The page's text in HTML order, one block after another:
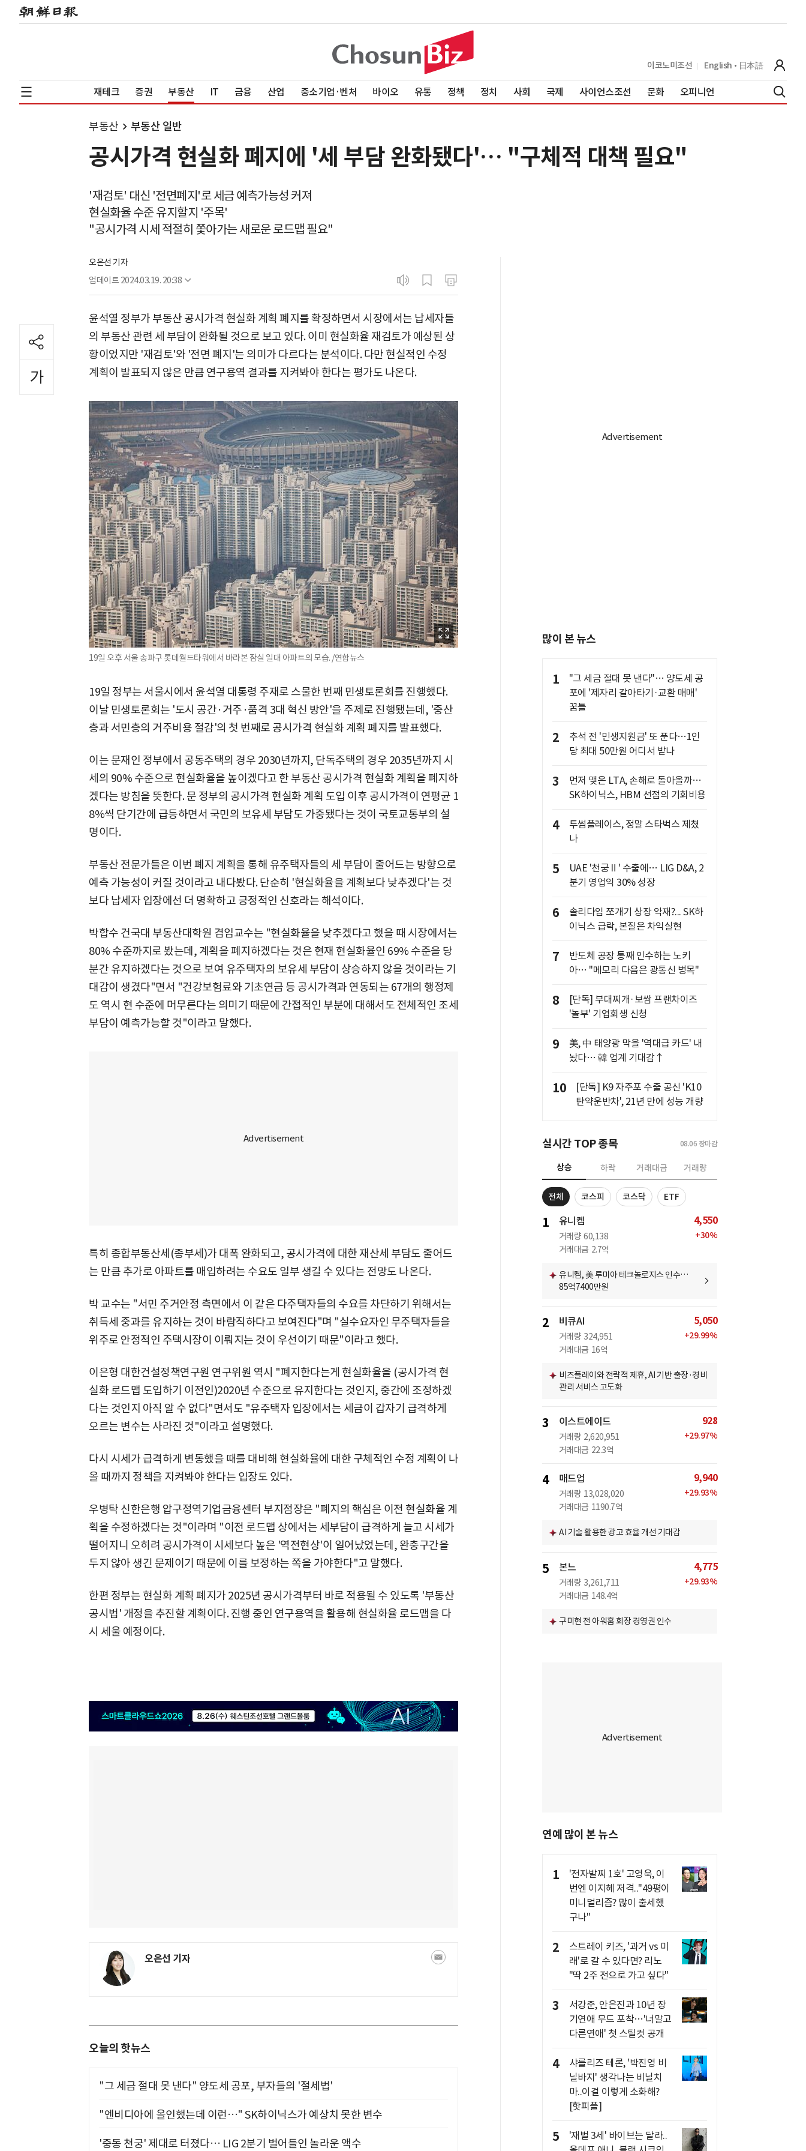
이코노미조선 English 日本語
재테크 증권 부동산 IT 금융 산업 중소기업·벤처 바이오 유통 정책 정치 사회 국제 사이언스조선 문화 오피니언
부동산 부동산 일반
공시가격 현실화 폐지에 '세 부담 완화됐다'… "구체적 대책 필요"
'재검토' 대신 '전면폐지'로 세금 예측가능성 커져
현실화율 수준 유지할지 '주목'
"공시가격 시세 적절히 쫓아가는 새로운 로드맵 필요"
오은선 기자
업데이트 2024.03.19. 20:38
윤석열 정부가 부동산 공시가격 현실화 계획 폐지를 확정하면서 시장에서는 납세자들
의 부동산 관련 세 부담이 완화될 것으로 보고 있다. 이미 현실화율 재검토가 예상된 상
황이었지만 '재검토'와 '전면 폐지'는 의미가 다르다는 분석이다. 다만 현실적인 수정
계획이 발표되지 않은 만큼 연구용역 결과를 지켜봐야 한다는 평가도 나온다.
19일 오후 서울 송파구 롯데월드타워에서 바라본 잠실 일대 아파트의 모습. /연합뉴스
19일 정부는 서울시에서 윤석열 대통령 주재로 스물한 번째 민생토론회를 진행했다.
이날 민생토론회는 '도시 공간·거주·품격 3대 혁신 방안'을 주제로 진행됐는데, '중산
층과 서민층의 거주비용 절감'의 첫 번째로 공시가격 현실화 계획 폐지를 발표했다.
이는 문재인 정부에서 공동주택의 경우 2030년까지, 단독주택의 경우 2035년까지 시
세의 90% 수준으로 현실화율을 높이겠다고 한 부동산 공시가격 현실화 계획을 폐지하
겠다는 방침을 뜻한다. 문 정부의 공시가격 현실화 계획 도입 이후 공시가격이 연평균 1
8%씩 단기간에 급등하면서 국민의 보유세 부담도 가중됐다는 것이 국토교통부의 설
명이다.
부동산 전문가들은 이번 폐지 계획을 통해 유주택자들의 세 부담이 줄어드는 방향으로
예측 가능성이 커질 것이라고 내다봤다. 단순히 '현실화율을 계획보다 낮추겠다'는 것
보다 납세자 입장에선 더 명확하고 긍정적인 신호라는 해석이다.
박합수 건국대 부동산대학원 겸임교수는 "현실화율을 낮추겠다고 했을 때 시장에서는
80% 수준까지로 봤는데, 계획을 폐지하겠다는 것은 현재 현실화율인 69% 수준을 당
분간 유지하겠다는 것으로 보여 유주택자의 보유세 부담이 상승하지 않을 것이라는 기
대감이 생겼다"면서 "건강보험료와 기초연금 등 공시가격과 연동되는 67개의 행정제
도 역시 현 수준에 머무른다는 의미기 때문에 간접적인 부분에 대해서도 전체적인 조세
부담이 예측가능할 것"이라고 말했다.
특히 종합부동산세(종부세)가 대폭 완화되고, 공시가격에 대한 재산세 부담도 줄어드
는 만큼 추가로 아파트를 매입하려는 수요도 일부 생길 수 있다는 전망도 나온다.
박 교수는 "서민 주거안정 측면에서 이 같은 다주택자들의 수요를 차단하기 위해서는
취득세 중과를 유지하는 것이 바람직하다고 보여진다"며 "실수요자인 무주택자들을
위주로 안정적인 주택시장이 이뤄지는 것이 우선이기 때문"이라고 했다.
이은형 대한건설정책연구원 연구위원 역시 "폐지한다는게 현실화율을 (공시가격 현
실화 로드맵 도입하기 이전인)2020년 수준으로 유지한다는 것인지, 중간에 조정하겠
다는 것인지 아직 알 수 없다"면서도 "유주택자 입장에서는 세금이 갑자기 급격하게
오르는 변수는 사라진 것"이라고 설명했다.
다시 시세가 급격하게 변동했을 때를 대비해 현실화율에 대한 구체적인 수정 계획이 나
올 때까지 정책을 지켜봐야 한다는 입장도 있다.
우병탁 신한은행 압구정역기업금융센터 부지점장은 "폐지의 핵심은 이전 현실화율 계
획을 수정하겠다는 것"이라며 "이전 로드맵 상에서는 세부담이 급격하게 늘고 시세가
떨어지니 오히려 공시가격이 시세보다 높은 '역전현상'이 일어났었는데, 완충구간을
두지 않아 생긴 문제이기 때문에 이를 보정하는 쪽을 가야한다"고 말했다.
한편 정부는 현실화 계획 폐지가 2025년 공시가격부터 바로 적용될 수 있도록 '부동산
공시법' 개정을 추진할 계획이다. 진행 중인 연구용역을 활용해 현실화율 로드맵을 다
시 세울 예정이다.
오은선 기자
오늘의 핫뉴스
"그 세금 절대 못 낸다" 양도세 공포, 부자들의 '절세법'
"엔비디아에 올인했는데 이런…" SK하이닉스가 예상치 못한 변수
'중동 천궁' 제대로 터졌다… LIG 2분기 벌어들인 놀라운 액수
많이 본 뉴스
1
"그 세금 절대 못 낸다"… 양도세 공
포에 '제자리 갈아타기·교환 매매'
꿈틀
2
추석 전 '민생지원금' 또 푼다…1인
당 최대 50만원 어디서 받나
3
먼저 맺은 LTA, 손해로 돌아올까…
SK하이닉스, HBM 선점의 기회비용
4
투썸플레이스, 정말 스타벅스 제쳤
나
5
UAE '천궁Ⅱ' 수출에… LIG D&A, 2
분기 영업익 30% 성장
6
솔리다임 쪼개기 상장 악재?... SK하
이닉스 급락, 본질은 차익실현
7
반도체 공장 통째 인수하는 노키
아… "메모리 다음은 광통신 병목"
8
[단독] 부대찌개·보쌈 프랜차이즈
'놀부' 기업회생 신청
9
美, 中 태양광 막을 '역대급 카드' 내
놨다… 韓 업계 기대감↑
10
[단독] K9 자주포 수출 공신 'K10
탄약운반차', 21년 만에 성능 개량
실시간 TOP 종목 08.06 장마감
상승 하락 거래대금 거래량
전체 코스피 코스닥 ETF
1 유니켐
거래량 60,138
거래대금 2.7억
4,550
+30%
유니켐, 美 루미아 테크놀로지스 인수…
85억7400만원
2 비큐AI
거래량 324,951
거래대금 16억
5,050
+29.99%
비즈플레이와 전략적 제휴, AI 기반 출장·경비
관리 서비스 고도화
3 이스트에이드
거래량 2,620,951
거래대금 22.3억
928
+29.97%
4 매드업
거래량 13,028,020
거래대금 1190.7억
9,940
+29.93%
AI 기술 활용한 광고 효율 개선 기대감
5 본느
거래량 3,261,711
거래대금 148.4억
4,775
+29.93%
구미현 전 아워홈 회장 경영권 인수
연예 많이 본 뉴스
1
'전자발찌 1호' 고영욱, 이
번엔 이지혜 저격.."49평이
미니멀리즘? 많이 출세했
구나"
2
스트레이 키즈, '과거 vs 미
래'로 갈 수 있다면? 리노
"딱 2주 전으로 가고 싶다"
3
서강준, 안은진과 10년 장
기연애 무드 포착…'너말고
다른연애' 첫 스틸컷 공개
4
샤를리즈 테론, '박진영 비
닐바지' 생각나는 비닐치
마..이걸 이렇게 소화해?
[핫피플]
5
'재벌 3세' 바이브는 달라..